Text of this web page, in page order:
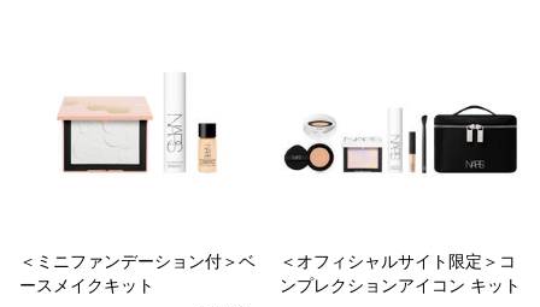
＜ミニファンデーション付＞ベ
ースメイクキット
＜オフィシャルサイト限定＞コ
ンプレクションアイコン キット